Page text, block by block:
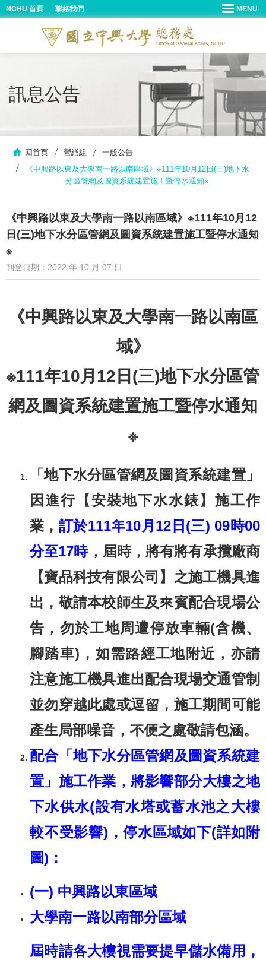
NCHU 首頁 聯絡我們
訊息公告
回首頁 營繕組
一般公告
《中興路以東及大學南一路以南區域》※111年10月12日(三)地下水
分區管網及圖資系統建置施工暨停水通知※
《中興路以東及大學南一路以南區域》※111年10月12
日(三)地下水分區管網及圖資系統建置施工暨停水通知
※
刊登日期：2022 年 10 月 07 日
《中興路以東及大學南一路以南區
域》
※111年10月12日(三)地下水分區管
網及圖資系統建置施工暨停水通知
※
「地下水分區管網及圖資系統建置」
因進行【安裝地下水水錶】施工作
業， 訂於111年10月12日(三) 09時00
分至17時，屆時，將有將有承攬廠商
【寶品科技有限公司】之施工機具進
出，敬請本校師生及來賓配合現場公
告，勿於工地周遭停放車輛(含機、
腳踏車)，如需路經工地附近，亦請
注意施工機具進出配合現場交通管制
並勿穿越此處或逗留，施工期間可能
產生局部噪音，不便之處敬請包涵。
配合「地下水分區管網及圖資系統建
置」施工作業，將影響部分大樓之地
下水供水(設有水塔或蓄水池之大樓
較不受影響)，停水區域如下(詳如附
圖)：
(一) 中興路以東區域
大學南一路以南部分區域
屆時請各大樓視需要提早儲水備用，